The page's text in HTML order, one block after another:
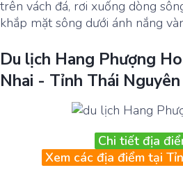
trên vách đá, rơi xuống dòng
khắp mặt sông dưới ánh nắng
Du lịch Hang Phượng
Nhai - Tỉnh Thái Nguyên
Chi tiết địa
Xem các địa điểm tại